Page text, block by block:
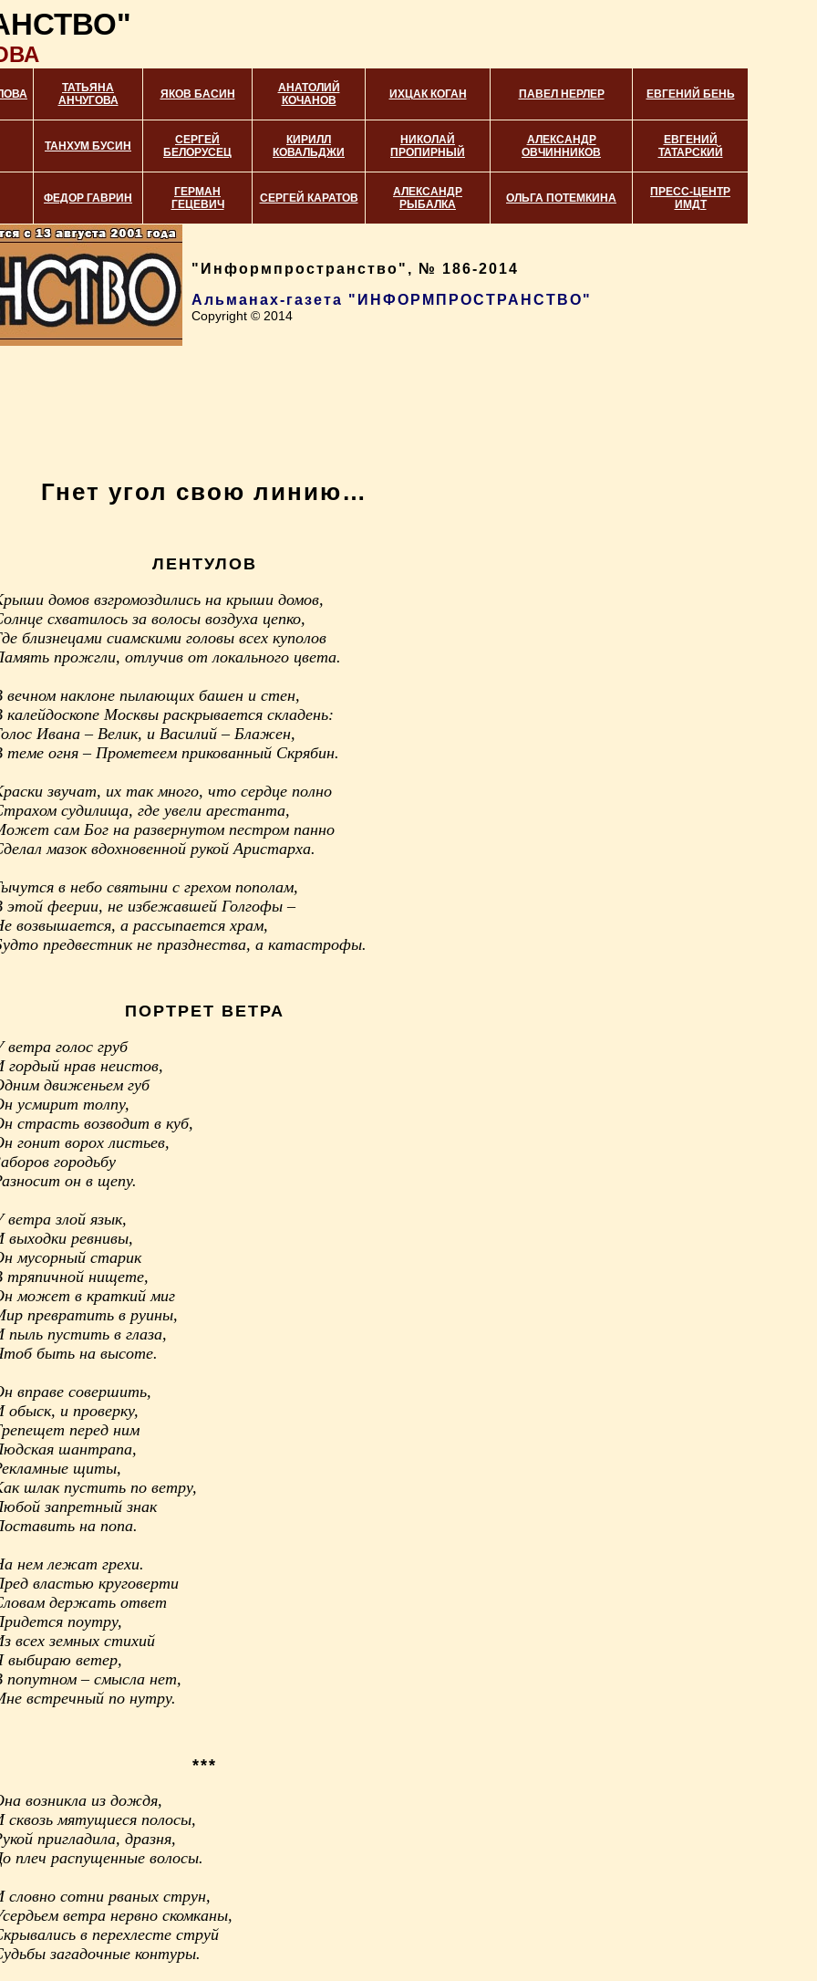
ТАТЬЯНА
АНЧУГОВА
ЯКОВ БАСИН
АНАТОЛИЙ
КОЧАНОВ
ИХЦАК КОГАН ПАВЕЛ НЕРЛЕР ЕВГЕНИЙ БЕНЬ
ТАНХУМ БУСИН
СЕРГЕЙ
БЕЛОРУСЕЦ
КИРИЛЛ
КОВАЛЬДЖИ
НИКОЛАЙ
ПРОПИРНЫЙ
АЛЕКСАНДР
ОВЧИННИКОВ
ЕВГЕНИЙ
ТАТАРСКИЙ
ФЕДОР ГАВРИН
ГЕРМАН
ГЕЦЕВИЧ
СЕРГЕЙ КАРАТОВ
АЛЕКСАНДР
РЫБАЛКА
ОЛЬГА ПОТЕМКИНА
ПРЕСС-ЦЕНТР
ИМДТ
"Информпространство", № 186-2014
Альманах-газета "ИНФОРМПРОСТРАНСТВО"
Copyright © 2014
Гнет угол свою линию…
ЛЕНТУЛОВ
домов взгромоздились на крыши домов,
схватилось за волосы воздуха цепко,
близнецами сиамскими головы всех куполов
прожгли, отлучив от локального цвета.
вечном наклоне пылающих башен и стен,
калейдоскопе Москвы раскрывается складень:
Ивана – Велик, и Василий – Блажен,
теме огня – Прометеем прикованный Скрябин.
звучат, их так много, что сердце полно
судилища, где увели арестанта,
сам Бог на развернутом пестром панно
мазок вдохновенной рукой Аристарха.
в небо святыни с грехом пополам,
этой феерии, не избежавшей Голгофы –
возвышается, а рассыпается храм,
предвестник не празднества, а катастрофы.
ПОРТРЕТ ВЕТРА
ветра голос груб
гордый нрав неистов,
движеньем губ
усмирит толпу,
страсть возводит в куб,
гонит ворох листьев,
городьбу
он в щепу.
ветра злой язык,
выходки ревнивы,
мусорный старик
тряпичной нищете,
может в краткий миг
превратить в руины,
пыль пустить в глаза,
быть на высоте.
вправе совершить,
обыск, и проверку,
перед ним
шантрапа,
щиты,
шлак пустить по ветру,
запретный знак
на попа.
нем лежат грехи.
властью круговерти
держать ответ
поутру,
всех земных стихий
выбираю ветер,
попутном – смысла нет,
встречный по нутру.
***
возникла из дождя,
сквозь мятущиеся полосы,
пригладила, дразня,
плеч распущенные волосы.
словно сотни рваных струн,
ветра нервно скомканы,
в перехлесте струй
загадочные контуры.